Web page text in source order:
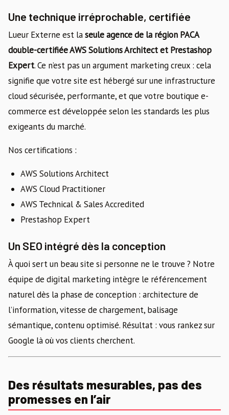
Une technique irréprochable, certifiée
Lueur Externe est laseule agence de la région PACA
double-certifiée AWS Solutions Architect et Prestashop
Expert. Ce n’est pas un argument marketing creux : cela
signifie que votre site est hébergé sur une infrastructure
cloud sécurisée, performante, et que votre boutique e-
commerce est développée selon les standards les plus
exigeants du marché.
Nos certifications :
AWS Solutions Architect
AWS Cloud Practitioner
AWS Technical & Sales Accredited
Prestashop Expert
Un SEO intégré dès la conception
À quoi sert un beau site si personne ne le trouve ? Notre
équipe de digital marketing intègre le référencement
naturel dès la phase de conception : architecture de
l’information, vitesse de chargement, balisage
sémantique, contenu optimisé. Résultat : vous rankez sur
Google là où vos clients cherchent.
Des résultats mesurables, pas des
promesses en l’air